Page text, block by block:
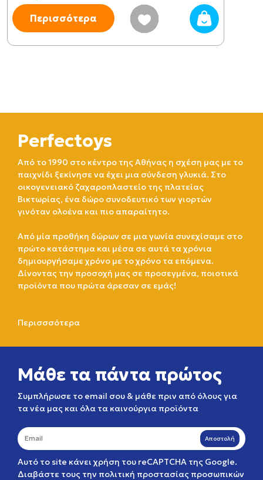
Περισσότερα
Perfectoys
Από το 1990 στο κέντρο της Αθήνας η σχέση μας με το
παιχνίδι ξεκίνησε να έχει μια σύνδεση γλυκιά. Στο
οικογενειακό ζαχαροπλαστείο της πλατείας
Βικτωρίας, ένα δώρο συνοδευτικό των γιορτών
γινόταν ολοένα και πιο απαραίτητο.
Από μία προθήκη δώρων σε μια γωνία συνεχίσαμε στο
πρώτο κατάστημα και μέσα σε αυτά τα χρόνια
δημιουργήσαμε χρόνο με το χρόνο τα επόμενα.
Δίνοντας την προσοχή μας σε προσεγμένα, ποιοτικά
προϊόντα που πρώτα άρεσαν σε εμάς!
Περισσσότερα
Μάθε τα πάντα πρώτος
Συμπλήρωσε το email σου & μάθε πριν από όλους για
τα νέα μας και όλα τα καινούργια προϊόντα
Αποστολή
Αυτό το site κάνει χρήση του reCAPTCHA της Google.
Διαβάστε τους την πολιτική προστασίας προσωπικών